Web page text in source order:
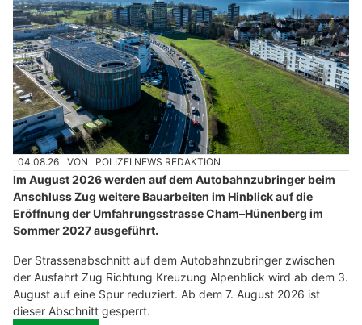
04.08.26 VON POLIZEI.NEWS REDAKTION
Im August 2026 werden auf dem Autobahnzubringer beim
Anschluss Zug weitere Bauarbeiten im Hinblick auf die
Eröffnung der Umfahrungsstrasse Cham–Hünenberg im
Sommer 2027 ausgeführt.
Der Strassenabschnitt auf dem Autobahnzubringer zwischen
der Ausfahrt Zug Richtung Kreuzung Alpenblick wird ab dem 3.
August auf eine Spur reduziert. Ab dem 7. August 2026 ist
dieser Abschnitt gesperrt.